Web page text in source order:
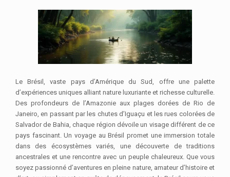
Le Brésil, vaste pays d’Amérique du Sud, offre une palette
d’expériences uniques alliant nature luxuriante et richesse culturelle.
Des profondeurs de l’Amazonie aux plages dorées de Rio de
Janeiro, en passant par les chutes d’Iguaçu et les rues colorées de
Salvador de Bahia, chaque région dévoile un visage différent de ce
pays fascinant. Un voyage au Brésil promet une immersion totale
dans des écosystèmes variés, une découverte de traditions
ancestrales et une rencontre avec un peuple chaleureux. Que vous
soyez passionné d’aventures en pleine nature, amateur d’histoire et